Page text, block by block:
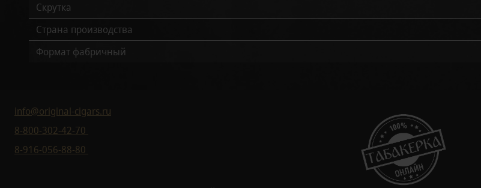
Скрутка
Страна производства
Формат фабричный
info@original-cigars.ru
8-800-302-42-70
8-916-056-88-80